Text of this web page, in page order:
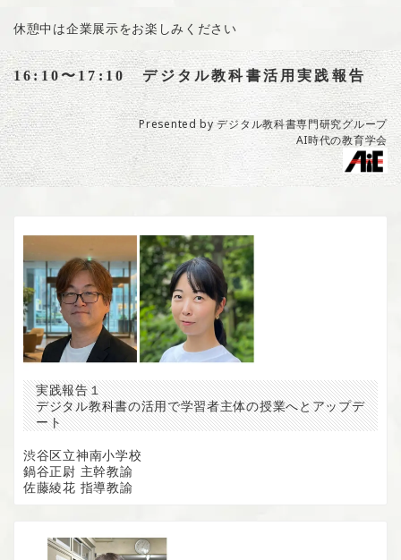
休憩中は企業展示をお楽しみください
16:10〜17:10 デジタル教科書活用実践報告
Presented by デジタル教科書専門研究グループ
AI時代の教育学会
実践報告１
デジタル教科書の活用で学習者主体の授業へとアップデ
ート
渋谷区立神南小学校
鍋谷正尉 主幹教諭
佐藤綾花 指導教諭